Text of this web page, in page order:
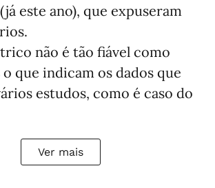
este ano), que expuseram
não é tão fiável como
o que indicam os dados que
estudos, como é caso do
Ver mais